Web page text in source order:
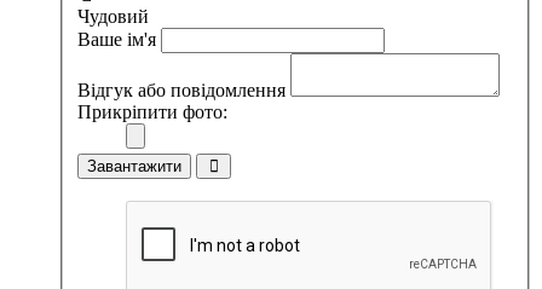
Чудовий
Ваше ім'я
Відгук або повідомлення
Прикріпити фото:
Завантажити